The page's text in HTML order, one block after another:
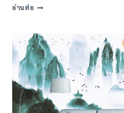
อ่านต่อภาพ
มงคล
(16
แบบ)